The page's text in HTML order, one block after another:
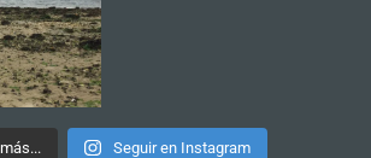
Seguir en Instagram